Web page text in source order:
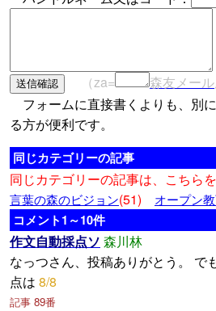
（za= 森友メール
フォームに直接書くよりも、別
る方が便利です。
同じカテゴリーの記事
同じカテゴリーの記事は、こちら
言葉の森のビジョン(51) オープン
コメント1～10件
作文自動採点ソ 森川林
なっつさん、投稿ありがとう。 で
点は 8/8
記事 89番